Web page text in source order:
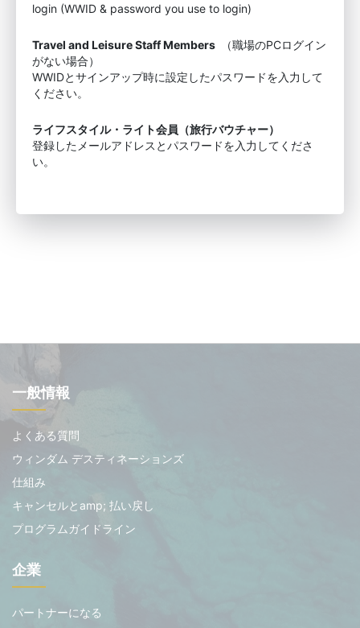
login (WWID & password you use to login)
Travel and Leisure Staff Members
（職場のPCログイン
がない場合）
WWIDとサインアップ時に設定したパスワードを入力して
ください。
ライフスタイル・ライト会員（旅行バウチャー）
登録したメールアドレスとパスワードを入力してくださ
い。
一般情報
よくある質問
ウィンダム デスティネーションズ
仕組み
キャンセルとamp; 払い戻し
プログラムガイドライン
企業
パートナーになる